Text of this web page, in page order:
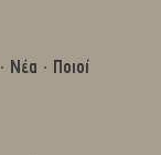
· Νέα · Ποιοί